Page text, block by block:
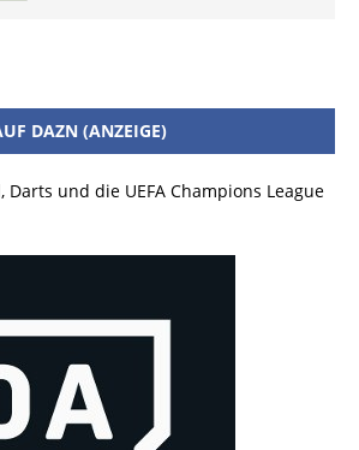
DAZN (ANZEIGE)
Darts und die UEFA Champions League